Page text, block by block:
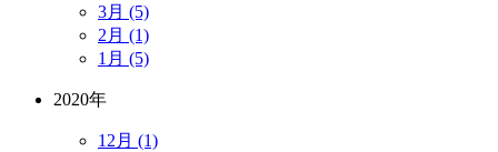
3月 (5)
2月 (1)
1月 (5)
2020年
12月 (1)